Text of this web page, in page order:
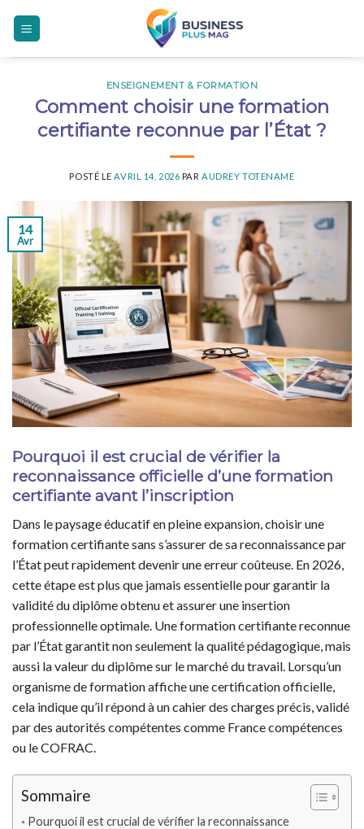
ENSEIGNEMENT & FORMATION
Comment choisir une formation
certifiante reconnue par l’État ?
POSTÉ LE AVRIL 14, 2026 PAR AUDREY TOTENAME
14
Avr
Pourquoi il est crucial de vérifier la
reconnaissance officielle d’une formation
certifiante avant l’inscription
Dans le paysage éducatif en pleine expansion, choisir une
formation certifiante sans s’assurer de sa reconnaissance par
l’État peut rapidement devenir une erreur coûteuse. En 2026,
cette étape est plus que jamais essentielle pour garantir la
validité du diplôme obtenu et assurer une insertion
professionnelle optimale. Une formation certifiante reconnue
par l’État garantit non seulement la qualité pédagogique, mais
aussi la valeur du diplôme sur le marché du travail. Lorsqu’un
organisme de formation affiche une certification officielle,
cela indique qu’il répond à un cahier des charges précis, validé
par des autorités compétentes comme France compétences
ou le COFRAC.
Sommaire
Pourquoi il est crucial de vérifier la reconnaissance